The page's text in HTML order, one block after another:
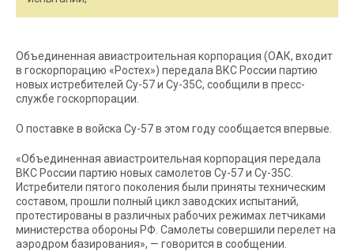
Объединенная авиастроительная корпорация (ОАК, входит
в госкорпорацию «Ростех») передала ВКС России партию
новых истребителей Су-57 и Су-35С, сообщили в пресс-
службе госкорпорации.
О поставке в войска Су-57 в этом году сообщается впервые.
«Объединенная авиастроительная корпорация передала
ВКС России партию новых самолетов Су-57 и Су-35С.
Истребители пятого поколения были приняты техническим
составом, прошли полный цикл заводских испытаний,
протестированы в различных рабочих режимах летчиками
министерства обороны РФ. Самолеты совершили перелет на
аэродром базирования», — говорится в сообщении.